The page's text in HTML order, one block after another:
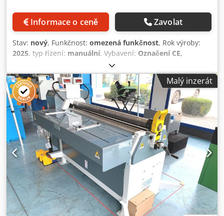
Informace o ceně Zavolat
Stav: nový, Funkčnost: omezená funkčnost, Rok výroby:
2025, typ řízení: manuální, Vybavení: Označení CE,
, OMEC 4-válcová mechanická
symetrická zakružovací stolice s dvojitým přítlačným
zařízením 1530×2,5 mm Nová "CE". Vyrobeno v Itálii.
Dvojité přítlačné zařízení. Horní a spodní válec jsou
poháněny motorem se stejným výkonem. Boční válce
motorizované, pohyb nahoru/dolů. Přední otevření horního
válce. Speciální ložiska pro boční válce. Vnější páka pro
nastavení náklonu válce. Upínání plechu pomocí zařízení s
ložisky. Dvoupedálový nožní ovladač. Elektrický rozvaděč
podle norem "CE". Milimetrový ukazatel pro čtení přítlaku
plechu. Volitelná výbava součástí stroje: - Přední kuželové
zařízení na horním válci. - 2 digitální indikátory polohy
bočních válců. - 1 indikátor pro motorizované upínání
plechu. Dcjdpey E Schofx Ailek - Broušení / soustružení
válců po kalení. - Kalení válců. - Boční nakládací stůl na
Malý inzerát